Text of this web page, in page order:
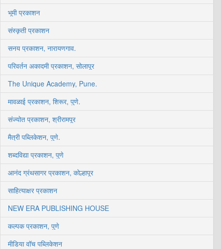
भूमी प्रकाशन
संस्कृती प्रकाशन
सनय प्रकाशन, नारायणगाव.
परिवर्तन अकादमी प्रकाशन, सोलापूर
The Unique Academy, Pune.
मावळाई प्रकाशन, शिरूर, पुणे.
संज्योत प्रकाशन, श्रीरामपूर
मैत्री पब्लिकेशन, पुणे.
शब्दविद्या प्रकाशन, पुणे
आनंद ग्रंथसागर प्रकाशन, कोल्हापूर
साहित्याक्षर प्रकाशन
NEW ERA PUBLISHING HOUSE
कल्पक प्रकाशन, पुणे
मीडिया वॉच पब्लिकेशन